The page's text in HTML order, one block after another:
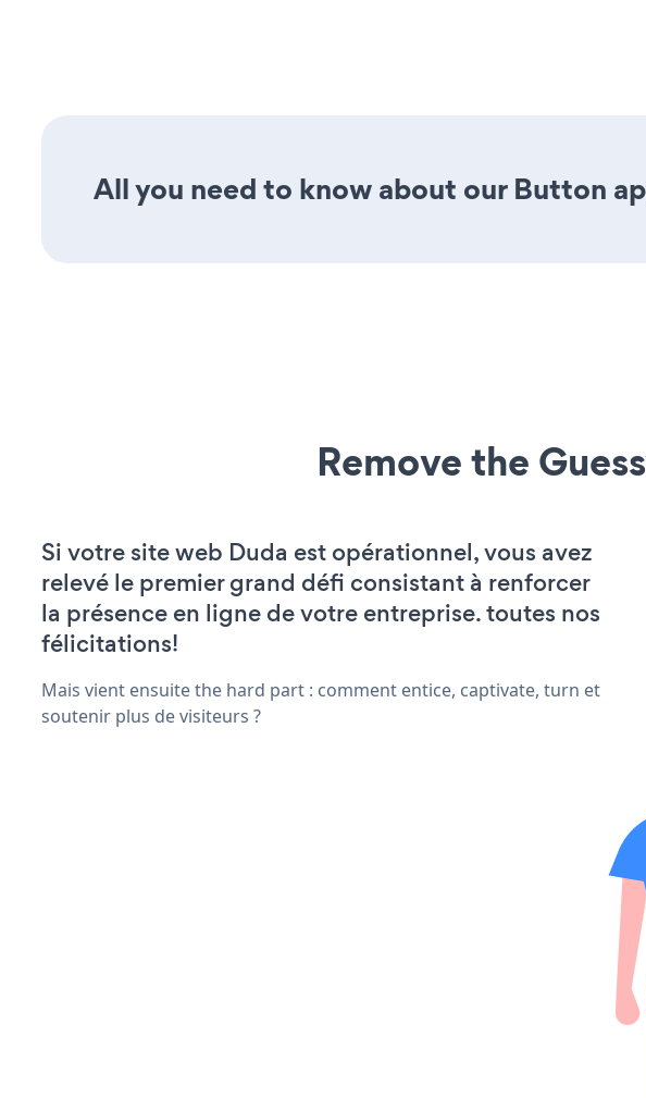
All you need to know about our Button
Remove the
Si votre site web Duda est opérationnel, vous avez
relevé le premier grand défi consistant à renforcer
la présence en ligne de votre entreprise. toutes nos
félicitations!
Mais vient ensuite the hard part : comment entice, captivate, turn et
soutenir plus de visiteurs ?